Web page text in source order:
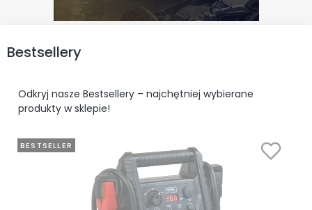
Bestsellery
Odkryj nasze Bestsellery – najchętniej wybierane
produkty w sklepie!
BESTSELLER